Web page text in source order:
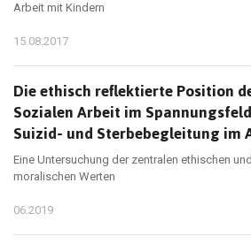
Arbeit mit Kindern
15.08.2017
Die ethisch reflektierte Position
Sozialen Arbeit im
Suizid- und Sterbebegleitung im
Eine Untersuchung der zentralen ethischen und
moralischen Werten
06.2019